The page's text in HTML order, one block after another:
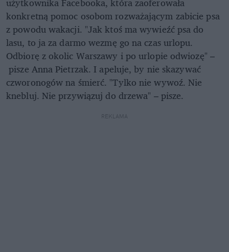
konkretną pomoc osobom rozważającym zabicie psa
z powodu wakacji. "Jak ktoś ma wywieźć psa do
lasu, to ja za darmo wezmę go na czas urlopu.
Odbiorę z okolic Warszawy i po urlopie odwiozę" –
pisze Anna Pietrzak. I apeluje, by nie skazywać
czworonogów na śmierć. "Tylko nie wywoź. Nie
knebluj. Nie przywiązuj do drzewa" – pisze.
REKLAMA